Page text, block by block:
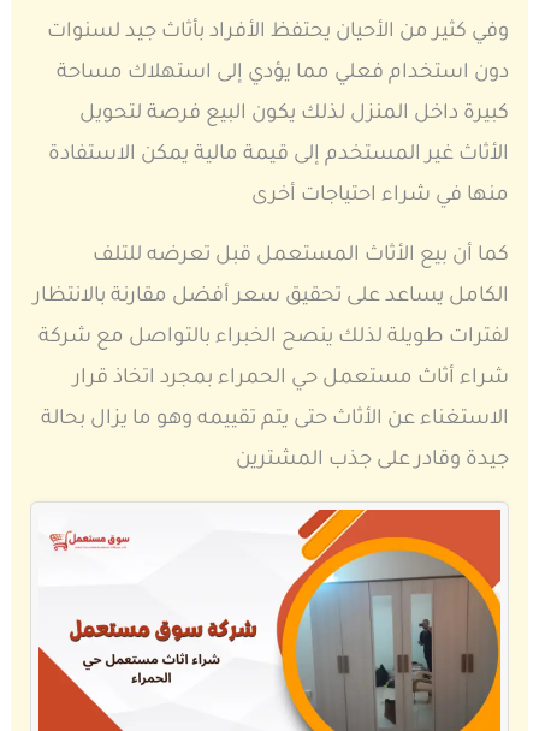
وفي كثير من الأحيان يحتفظ الأفراد بأثاث جيد لسنوات
دون استخدام فعلي مما يؤدي إلى استهلاك مساحة
كبيرة داخل المنزل لذلك يكون البيع فرصة لتحويل
الأثاث غير المستخدم إلى قيمة مالية يمكن الاستفادة
منها في شراء احتياجات أخرى
كما أن بيع الأثاث المستعمل قبل تعرضه للتلف
الكامل يساعد على تحقيق سعر أفضل مقارنة بالانتظار
لفترات طويلة لذلك ينصح الخبراء بالتواصل مع شركة
شراء أثاث مستعمل حي الحمراء بمجرد اتخاذ قرار
الاستغناء عن الأثاث حتى يتم تقييمه وهو ما يزال بحالة
جيدة وقادر على جذب المشترين